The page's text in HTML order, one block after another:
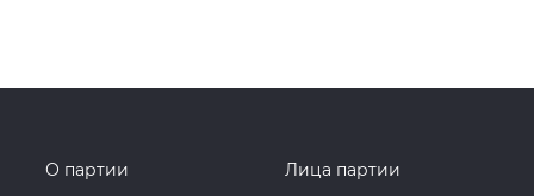
О партии
Лица партии